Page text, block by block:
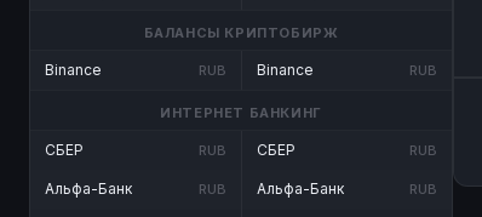
БАЛАНСЫ КРИПТОБИРЖ
Binance RUB Binance RUB
ИНТЕРНЕТ БАНКИНГ
СБЕР RUB
Альфа-Банк RUB
СБЕР RUB
Альфа-Банк RUB